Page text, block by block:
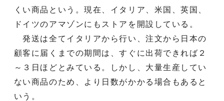
くい商品という。現在、イタリア、米国、英国、
ドイツのアマゾンにもストアを開設している。
発送は全てイタリアから行い、注文から日本の
顧客に届くまでの期間は、すぐに出荷できれば２
～３日ほどとみている。しかし、大量生産してい
ない商品のため、より日数がかかる場合もあると
いう。